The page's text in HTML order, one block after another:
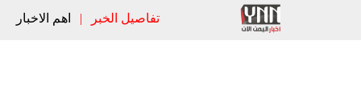
تفاصيل الخبر | اهم الاخبار